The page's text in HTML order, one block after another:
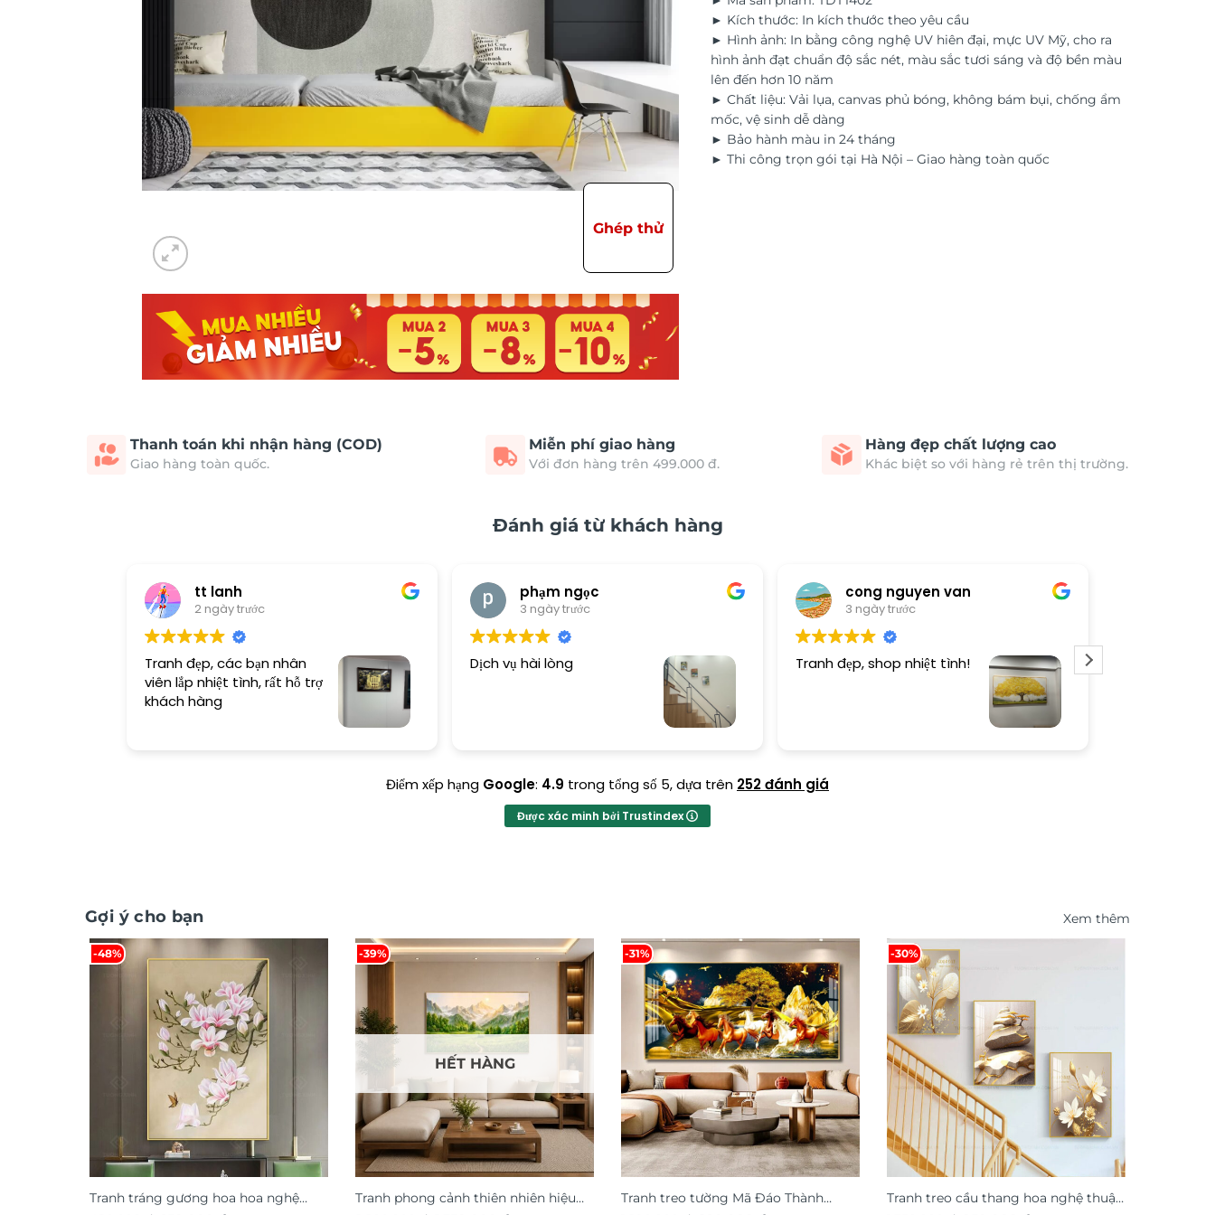
Ghép thử
► Kích thước: In kích thước theo yêu cầu
► Hình ảnh: In bằng công nghệ UV hiên đại, mực UV Mỹ, cho ra
hình ảnh đạt chuẩn độ sắc nét, màu sắc tươi sáng và độ bền màu
lên đến hơn 10 năm
► Chất liệu: Vải lụa, canvas phủ bóng, không bám bụi, chống ẩm
mốc, vệ sinh dễ dàng
► Bảo hành màu in 24 tháng
► Thi công trọn gói tại Hà Nội – Giao hàng toàn quốc
Thanh toán khi nhận hàng (COD)
Giao hàng toàn quốc.
Miễn phí giao hàng
Với đơn hàng trên 499.000 đ.
Hàng đẹp chất lượng cao
Khác biệt so với hàng rẻ trên thị trường.
Đánh giá từ khách hàng
tt lanh
2 ngày trước
Tranh đẹp, các bạn nhân
viên lắp nhiệt tình, rất hỗ trợ
khách hàng
phạm ngọc
3 ngày trước
Dịch vụ hài lòng
cong nguyen van
3 ngày trước
Tranh đẹp, shop nhiệt tình!
Điểm xếp hạng Google: 4.9 trong tổng số 5,dựa trên 252 đánh giá
Được xác minh bởi Trustindex
Gợi ý cho bạn Xem thêm
-48%
Tranh tráng gương hoa hoa nghệ
-39%
HẾT HÀNG
Tranh phong cảnh thiên nhiên hiệu
-31%
Tranh treo tường Mã Đáo Thành
-30%
Tranh treo cầu thang hoa nghệ thuật